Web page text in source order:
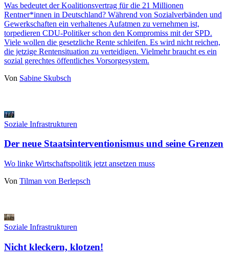
Was bedeutet der Koalitionsvertrag für die 21 Millionen
Rentner*innen in Deutschland? Während von Sozialverbänden und
Gewerkschaften ein verhaltenes Aufatmen zu vernehmen ist,
torpedieren CDU-Politiker schon den Kompromiss mit der SPD.
Viele wollen die gesetzliche Rente schleifen. Es wird nicht reichen,
die jetzige Rentensituation zu verteidigen. Vielmehr braucht es ein
sozial gerechtes öffentliches Vorsorgesystem.
Von Sabine Skubsch
Soziale Infrastrukturen
Der neue Staatsinterventionismus und seine Grenzen
Wo linke Wirtschaftspolitik jetzt ansetzen muss
Von Tilman von Berlepsch
Soziale Infrastrukturen
Nicht kleckern, klotzen!